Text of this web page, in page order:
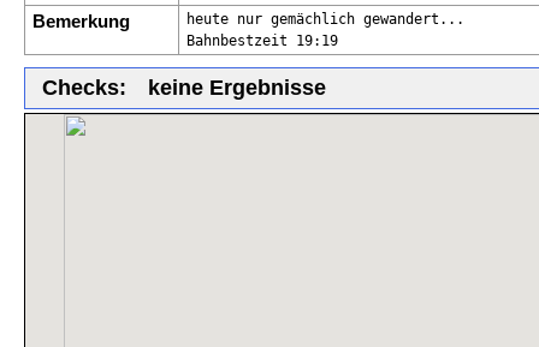
Bemerkung
heute nur gemächlich gewandert...
Bahnbestzeit 19:19
Checks: keine Ergebnisse